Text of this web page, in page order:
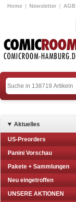
Home | Newsletter | AGB
Aktuelles
US-Preorders
Panini Vorschau
Pakete + Sammlungen
Neu eingetroffen
UNSERE AKTIONEN